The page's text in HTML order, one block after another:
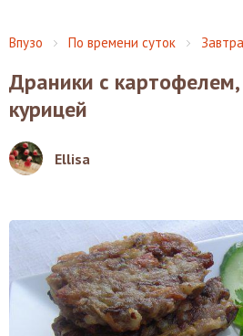
Впузо По времени суток
Драники с
курицей
Ellisa